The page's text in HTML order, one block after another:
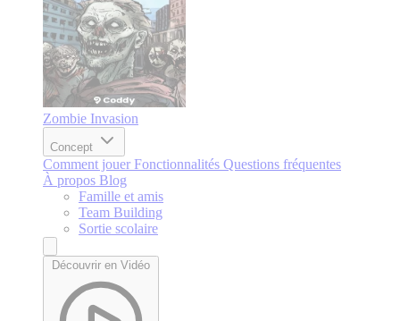
Zombie Invasion
Concept
Comment jouer Fonctionnalités Questions fréquentes
À propos Blog
Famille et amis
Team Building
Sortie scolaire
Découvrir en Vidéo